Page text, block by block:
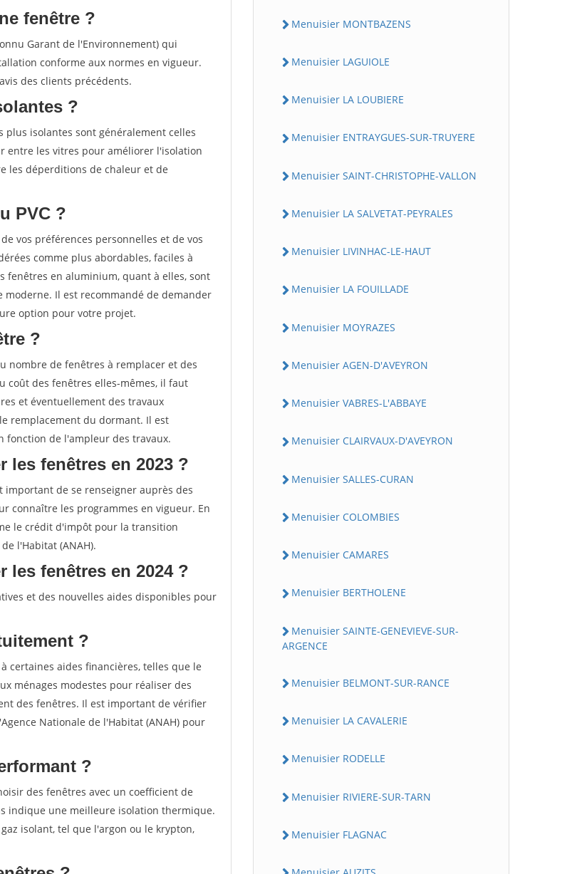
fenêtre ?
Garant de l'Environnement) qui
conforme aux normes en vigueur.
des clients précédents.
?
isolantes sont généralement celles
entre les vitres pour améliorer l'isolation
les déperditions de chaleur et de
PVC ?
vos préférences personnelles et de vos
comme plus abordables, faciles à
fenêtres en aluminium, quant à elles, sont
Il est recommandé de demander
option pour votre projet.
?
nombre de fenêtres à remplacer et des
coût des fenêtres elles-mêmes, il faut
et éventuellement des travaux
remplacement du dormant. Il est
fonction de l'ampleur des travaux.
les fenêtres en 2023 ?
important de se renseigner auprès des
connaître les programmes en vigueur. En
le crédit d'impôt pour la transition
l'Habitat (ANAH).
les fenêtres en 2024 ?
et des nouvelles aides disponibles pour
?
certaines aides financières, telles que le
ménages modestes pour réaliser des
des fenêtres. Il est important de vérifier
Nationale de l'Habitat (ANAH) pour
?
des fenêtres avec un coefficient de
indique une meilleure isolation thermique.
isolant, tel que l'argon ou le krypton,
Menuisier MONTBAZENS
Menuisier LAGUIOLE
Menuisier LA LOUBIERE
Menuisier ENTRAYGUES-SUR-TRUYERE
Menuisier SAINT-CHRISTOPHE-VALLON
Menuisier LA SALVETAT-PEYRALES
Menuisier LIVINHAC-LE-HAUT
Menuisier LA FOUILLADE
Menuisier MOYRAZES
Menuisier AGEN-D'AVEYRON
Menuisier VABRES-L'ABBAYE
Menuisier CLAIRVAUX-D'AVEYRON
Menuisier SALLES-CURAN
Menuisier COLOMBIES
Menuisier CAMARES
Menuisier BERTHOLENE
Menuisier SAINTE-GENEVIEVE-SUR-
ARGENCE
Menuisier BELMONT-SUR-RANCE
Menuisier LA CAVALERIE
Menuisier RODELLE
Menuisier RIVIERE-SUR-TARN
Menuisier FLAGNAC